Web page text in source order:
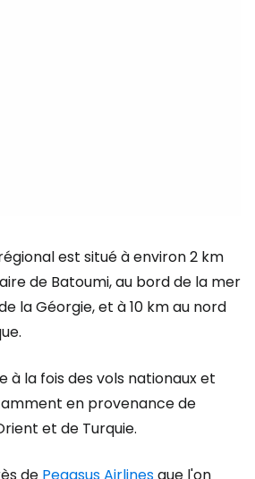
est situé à environ 2 km
de Batoumi, au bord de la mer
la Géorgie, et à 10 km au nord
à la fois des vols nationaux et
en provenance de
et de Turquie.